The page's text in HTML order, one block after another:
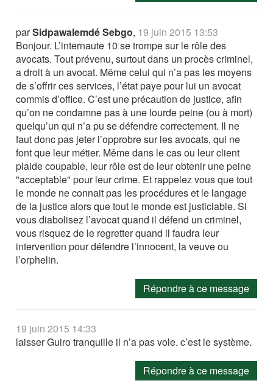
parSidpawalemdé Sebgo, 19 juin 2015 13:53
Bonjour. L’internaute 10 se trompe sur le rôle des
avocats. Tout prévenu, surtout dans un procès criminel,
a droit à un avocat. Même celui qui n’a pas les moyens
de s’offrir ces services, l’état paye pour lui un avocat
commis d’office. C’est une précaution de justice, afin
qu’on ne condamne pas à une lourde peine (ou à mort)
quelqu’un qui n’a pu se défendre correctement. Il ne
faut donc pas jeter l’opprobre sur les avocats, qui ne
font que leur métier. Même dans le cas ou leur client
plaide coupable, leur rôle est de leur obtenir une peine
"acceptable" pour leur crime. Et rappelez vous que tout
le monde ne connait pas les procédures et le langage
de la justice alors que tout le monde est justiciable. Si
vous diabolisez l’avocat quand il défend un criminel,
vous risquez de le regretter quand il faudra leur
intervention pour défendre l’innocent, la veuve ou
l’orphelin.
Répondre à ce message
19 juin 2015 14:33
laisser Guiro tranquille il n’a pas vole. c’est le système.
Répondre à ce message